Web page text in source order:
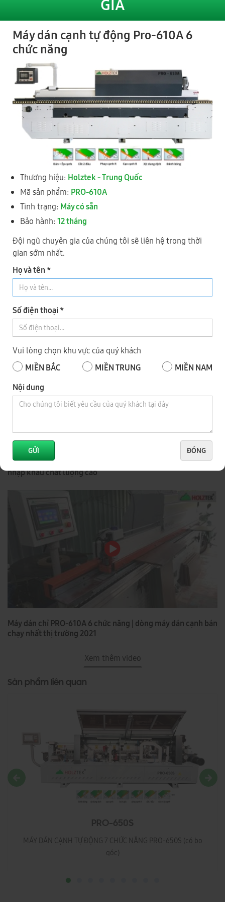
GIÁ
Máy dán cạnh tự động Pro-610A 6
chức năng
Thương hiệu: Holztek - Trung Quốc
Mã sản phẩm: PRO-610A
Tình trạng: Máy có sẵn
Bảo hành: 12 tháng
Đội ngũ chuyên gia của chúng tôi sẽ liên hệ trong thời
gian sớm nhất.
Họ và tên *
Số điện thoại *
Vui lòng chọn khu vực của quý khách
MIỀN BẮC
MIỀN TRUNG
MIỀN NAM
Nội dung
GỬI ĐÓNG
Vận hành máy dán cạnh PRO-610A tại TP Thủ Đức | Máy dán
chỉ 6 chức năng giá tốt!
giao tại TP. Nha Trang
Máy dán cạnh tải nặng PRO-610AH | máy dán chỉ trung quốc
nhập khẩu chất lượng cao
Máy dán chỉ PRO-610A 6 chức năng | dòng máy dán cạnh bán
chạy nhất thị trường 2021
Xem thêm video
Sản phẩm liên quan
PRO-650S
MÁY DÁN CẠNH TỰ ĐỘNG 7 CHỨC NĂNG PRO-650S (có bo
góc)